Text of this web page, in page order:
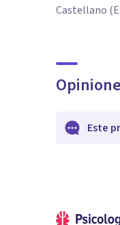
Castellano
Este